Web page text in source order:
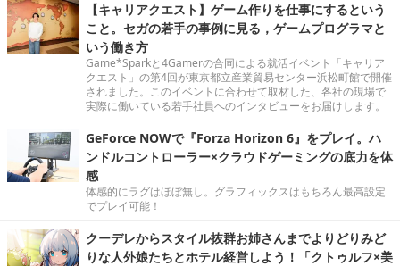
【キャリアクエスト】ゲーム作りを仕事にするという
こと。セガの若手の事例に見る，ゲームプログラマと
いう働き方
Game*Sparkと4Gamerの合同による就活イベント「キャリア
クエスト」の第4回が東京都立産業貿易センター浜松町館で開催
されました。このイベントに合わせて取材した、各社の現場で
実際に働いている若手社員へのインタビューをお届けします。
GeForce NOWで『Forza Horizon 6』をプレイ。ハ
ンドルコントローラー×クラウドゲーミングの底力を体
感
体感的にラグはほぼ無し。グラフィックスはもちろん最高設定
でプレイ可能！
クーデレからスタイル抜群お姉さんまでよりどりみど
りな人外娘たちとホテル経営しよう！「クトゥルフ×美